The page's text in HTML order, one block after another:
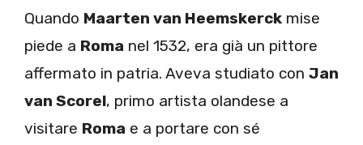
Quando Maarten van Heemskerck mise
piede a Roma nel 1532, era già un pittore
affermato in patria. Aveva studiato con Jan
van Scorel, primo artista olandese a
visitare Roma e a portare con sé